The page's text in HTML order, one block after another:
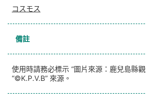
コスモス
備註
使用時請務必標示 “圖片來源：鹿兒島縣
“©K.P.V.B” 來源。